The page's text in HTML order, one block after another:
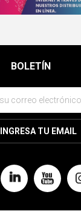
BOLETÍN
INGRESA TU EMAIL